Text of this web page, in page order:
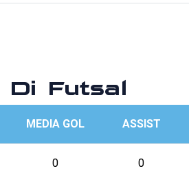
Di Futsal
MEDIA GOL ASSIST
0 0